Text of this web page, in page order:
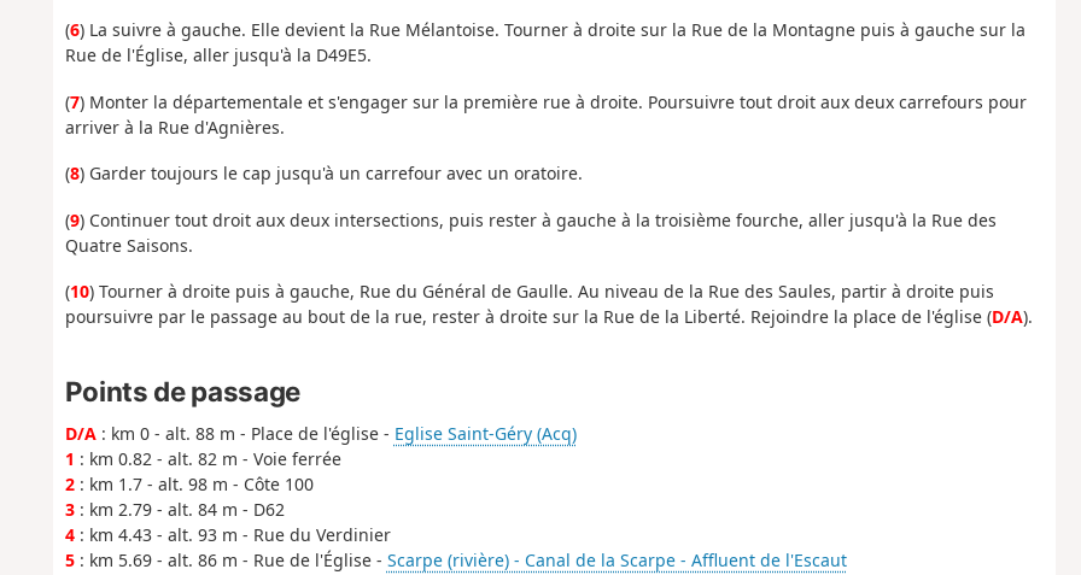
(6) La suivre à gauche. Elle devient la Rue Mélantoise. Tourner à droite sur la Rue de la Montagne puis à gauche sur la
Rue de l'Église, aller jusqu'à la D49E5.
(7) Monter la départementale et s'engager sur la première rue à droite. Poursuivre tout droit aux deux carrefours pour
arriver à la Rue d'Agnières.
(8) Garder toujours le cap jusqu'à un carrefour avec un oratoire.
(9) Continuer tout droit aux deux intersections, puis rester à gauche à la troisième fourche, aller jusqu'à la Rue des
Quatre Saisons.
(10) Tourner à droite puis à gauche, Rue du Général de Gaulle. Au niveau de la Rue des Saules, partir à droite puis
poursuivre par le passage au bout de la rue, rester à droite sur la Rue de la Liberté. Rejoindre la place de l'église (D/A).
Points de passage
D/A: km 0 - alt. 88 m - Place de l'église - Eglise Saint-Géry (Acq)
1 : km 0.82 - alt. 82 m - Voie ferrée
2: km 1.7 - alt. 98 m - Côte 100
3: km 2.79 - alt. 84 m - D62
4: km 4.43 - alt. 93 m - Rue du Verdinier
5: km 5.69 - alt. 86 m - Rue de l'Église - Scarpe (rivière) - Canal de la Scarpe - Affluent de l'Escaut